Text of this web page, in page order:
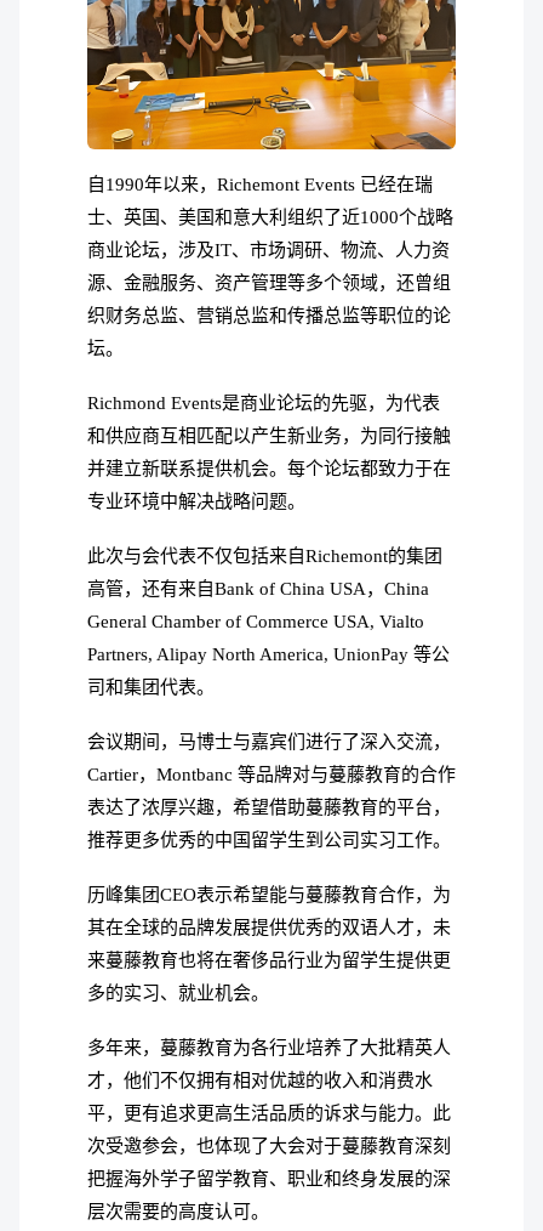
自1990年以来，Richemont Events 已经在瑞
士、英国、美国和意大利组织了近1000个战略
商业论坛，涉及IT、市场调研、物流、人力资
源、金融服务、资产管理等多个领域，还曾组
织财务总监、营销总监和传播总监等职位的论
坛。
Richmond Events是商业论坛的先驱，为代表
和供应商互相匹配以产生新业务，为同行接触
并建立新联系提供机会。每个论坛都致力于在
专业环境中解决战略问题。
此次与会代表不仅包括来自Richemont的集团
高管，还有来自Bank of China USA，China
General Chamber of Commerce USA, Vialto
Partners, Alipay North America, UnionPay 等公
司和集团代表。
会议期间，马博士与嘉宾们进行了深入交流，
Cartier，Montbanc 等品牌对与蔓藤教育的合作
表达了浓厚兴趣，希望借助蔓藤教育的平台，
推荐更多优秀的中国留学生到公司实习工作。
历峰集团CEO表示希望能与蔓藤教育合作，为
其在全球的品牌发展提供优秀的双语人才，未
来蔓藤教育也将在奢侈品行业为留学生提供更
多的实习、就业机会。
多年来，蔓藤教育为各行业培养了大批精英人
才，他们不仅拥有相对优越的收入和消费水
平，更有追求更高生活品质的诉求与能力。此
次受邀参会，也体现了大会对于蔓藤教育深刻
把握海外学子留学教育、职业和终身发展的深
层次需要的高度认可。